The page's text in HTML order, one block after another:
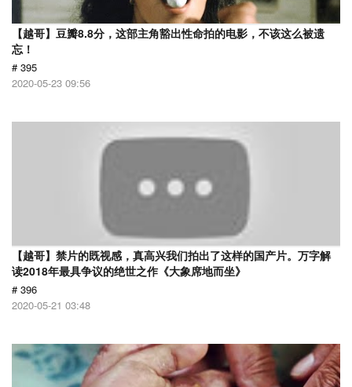
【越哥】豆瓣8.8分，这部主角豁出性命拍的电影，不该这么被遗
忘！
# 395
2020-05-23 09:56
【越哥】禁片的既视感，真高兴我们拍出了这样的国产片。万字解
读2018年最具争议的绝世之作《大象席地而坐》
# 396
2020-05-21 03:48